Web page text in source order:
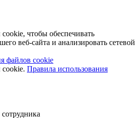
чтобы обеспечивать
веб-сайта и анализировать сетевой
файлов cookie
Правила использования